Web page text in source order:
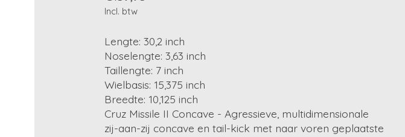
Incl. btw
Lengte: 30,2 inch
Noselengte: 3,63 inch
Taillengte: 7 inch
Wielbasis: 15,375 inch
Breedte: 10,125 inch
Cruz Missile II Concave - Agressieve, multidimensionale
zij-aan-zij concave en tail-kick met naar voren geplaatste